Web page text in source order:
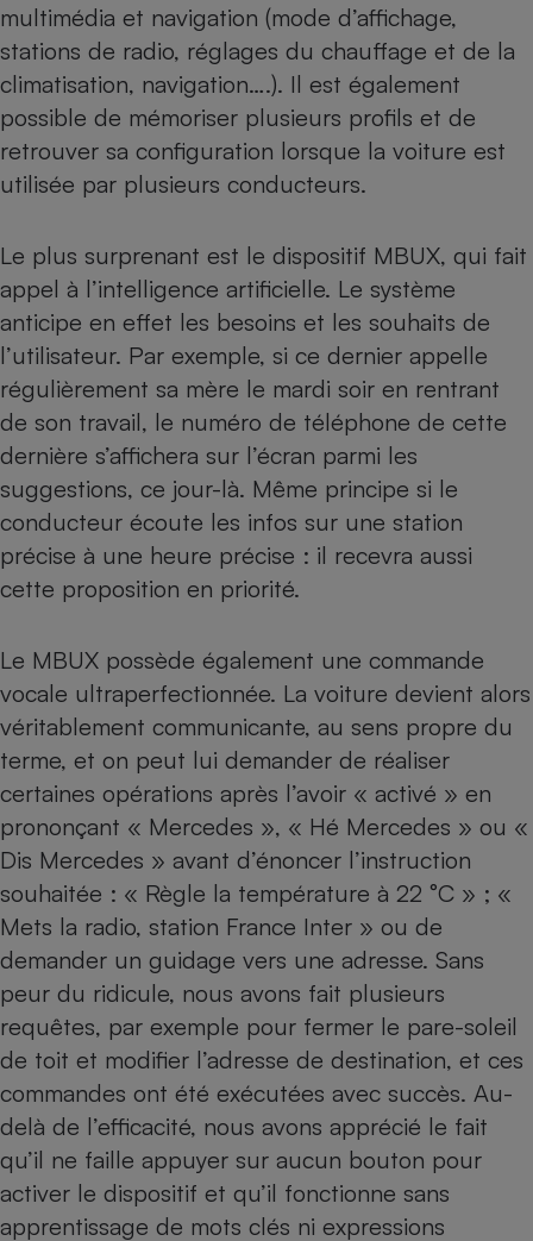
multimédia et navigation (mode d’affichage,
stations de radio, réglages du chauffage et de la
climatisation, navigation….). Il est également
possible de mémoriser plusieurs profils et de
retrouver sa configuration lorsque la voiture est
utilisée par plusieurs conducteurs.
Le plus surprenant est le dispositif MBUX, qui fait
appel à l’intelligence artificielle. Le système
anticipe en effet les besoins et les souhaits de
l’utilisateur. Par exemple, si ce dernier appelle
régulièrement sa mère le mardi soir en rentrant
de son travail, le numéro de téléphone de cette
dernière s’affichera sur l’écran parmi les
suggestions, ce jour-là. Même principe si le
conducteur écoute les infos sur une station
précise à une heure précise : il recevra aussi
cette proposition en priorité.
Le MBUX possède également une commande
vocale ultraperfectionnée. La voiture devient alors
véritablement communicante, au sens propre du
terme, et on peut lui demander de réaliser
certaines opérations après l’avoir « activé » en
prononçant « Mercedes », « Hé Mercedes » ou «
Dis Mercedes » avant d’énoncer l’instruction
souhaitée : « Règle la température à 22 °C » ; «
Mets la radio, station France Inter » ou de
demander un guidage vers une adresse. Sans
peur du ridicule, nous avons fait plusieurs
requêtes, par exemple pour fermer le pare-soleil
de toit et modifier l’adresse de destination, et ces
commandes ont été exécutées avec succès. Au-
delà de l’efficacité, nous avons apprécié le fait
qu’il ne faille appuyer sur aucun bouton pour
activer le dispositif et qu’il fonctionne sans
apprentissage de mots clés ni expressions